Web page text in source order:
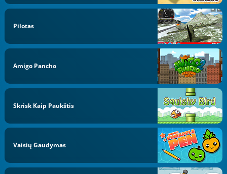
Pilotas
Amigo Pancho
Skrisk Kaip Paukštis
Vaisių Gaudymas